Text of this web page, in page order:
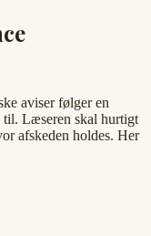
aviser følger en
til. Læseren skal hurtigt
afskeden holdes. Her